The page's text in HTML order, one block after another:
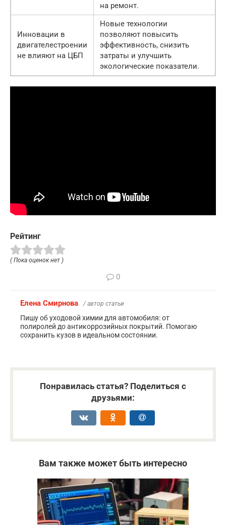
на ремонт.
Инновации в
двигателестроении
не влияют на ЦБП
Новые технологии
позволяют повысить
эффективность, снизить
затраты и улучшить
экологические показатели.
Рейтинг
( Пока оценок нет )
0
Елена Смирнова / автор статьи
Пишу об уходовой химии для автомобиля: от
полиролей до антикоррозийных покрытий. Помогаю
сохранить кузов в идеальном состоянии.
Понравилась статья? Поделиться с
друзьями:
Вам также может быть интересно